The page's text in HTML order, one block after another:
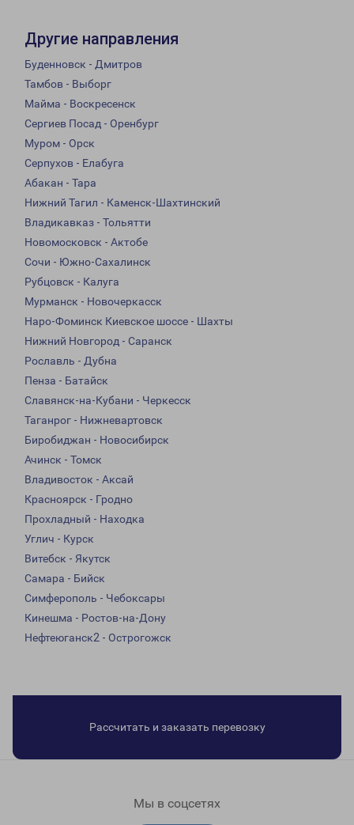
Другие направления
Буденновск - Дмитров
Тамбов - Выборг
Майма - Воскресенск
Сергиев Посад - Оренбург
Муром - Орск
Серпухов - Елабуга
Абакан - Тара
Нижний Тагил - Каменск-Шахтинский
Владикавказ - Тольятти
Новомосковск - Актобе
Сочи - Южно-Сахалинск
Рубцовск - Калуга
Мурманск - Новочеркасск
Наро-Фоминск Киевское шоссе - Шахты
Нижний Новгород - Саранск
Рославль - Дубна
Пенза - Батайск
Славянск-на-Кубани - Черкесск
Таганрог - Нижневартовск
Биробиджан - Новосибирск
Ачинск - Томск
Владивосток - Аксай
Красноярск - Гродно
Прохладный - Находка
Углич - Курск
Витебск - Якутск
Самара - Бийск
Симферополь - Чебоксары
Кинешма - Ростов-на-Дону
Нефтеюганск2 - Острогожск
Рассчитать и заказать перевозку
Мы в соцсетях